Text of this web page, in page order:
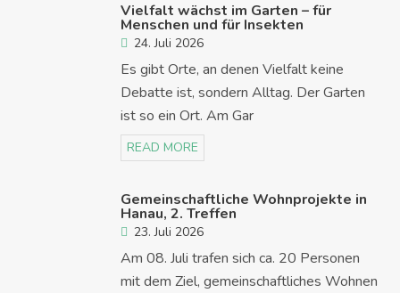
Vielfalt wächst im Garten – für
Menschen und für Insekten
24. Juli 2026
Es gibt Orte, an denen Vielfalt keine
Debatte ist, sondern Alltag. Der Garten
ist so ein Ort. Am Gar
READ MORE
Gemeinschaftliche Wohnprojekte in
Hanau, 2. Treffen
23. Juli 2026
Am 08. Juli trafen sich ca. 20 Personen
mit dem Ziel, gemeinschaftliches Wohnen